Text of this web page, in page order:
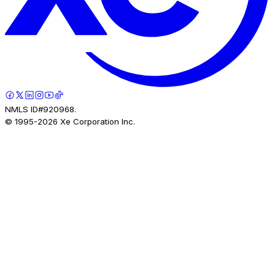
NMLS ID#920968.
© 1995-2026 Xe Corporation Inc.